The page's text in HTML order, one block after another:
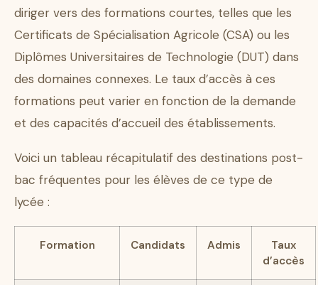
diriger vers des formations courtes, telles que les
Certificats de Spécialisation Agricole (CSA) ou les
Diplômes Universitaires de Technologie (DUT) dans
des domaines connexes. Le taux d’accès à ces
formations peut varier en fonction de la demande
et des capacités d’accueil des établissements.
Voici un tableau récapitulatif des destinations post-
bac fréquentes pour les élèves de ce type de
lycée :
Formation Candidats Admis
Taux
d’accès